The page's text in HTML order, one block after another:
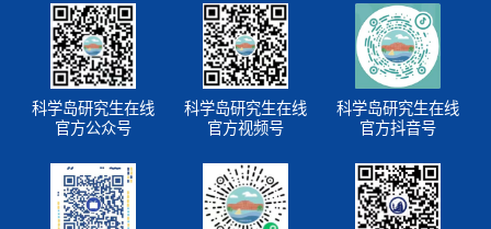
科学岛研究生在线
官方公众号
科学岛研究生在线
官方视频号
科学岛研究生在线
官方抖音号